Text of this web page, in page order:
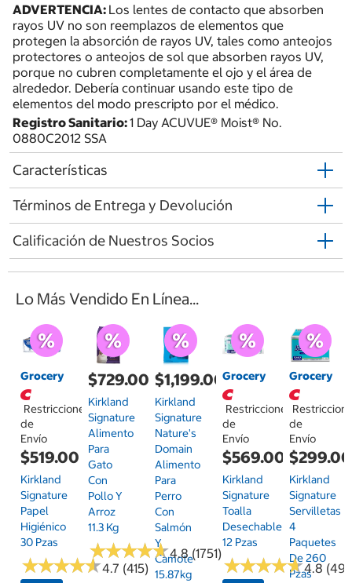
ADVERTENCIA: Los lentes de contacto que absorben
rayos UV no son reemplazos de elementos que
protegen la absorción de rayos UV, tales como anteojos
protectores o anteojos de sol que absorben rayos UV,
porque no cubren completamente el ojo y el área de
alrededor. Debería continuar usando este tipo de
elementos del modo prescripto por el médico.
Registro Sanitario:1 Day ACUVUE® Moist® No.
0880C2012 SSA
Características
Términos de Entrega y Devolución
Calificación de Nuestros Socios
Lo Más Vendido En Línea...
Grocery
Restricciones
de
Envío
$519.00
Kirkland
Signature
Papel
Higiénico
30 Pzas
★★★★★
★★★★★4.7 (415)
$729.00
Kirkland
Signature
Alimento
Para
Gato
Con
Pollo Y
Arroz
11.3 Kg
★★★★★
★★★★★4.8 (1751)
$1,199.00
Kirkland
Signature
Nature's
Domain
Alimento
Para
Perro
Con
Salmón
Y
Camote
15.87kg
Grocery
Restricciones
de
Envío
$569.00
Kirkland
Signature
Toalla
Desechable
12 Pzas
★★★★★
★★★★★4.8
Grocery
de
Envío
$299.00
Kirkland
Signature
Servilletas
4
Paquetes
De 260
Pzas